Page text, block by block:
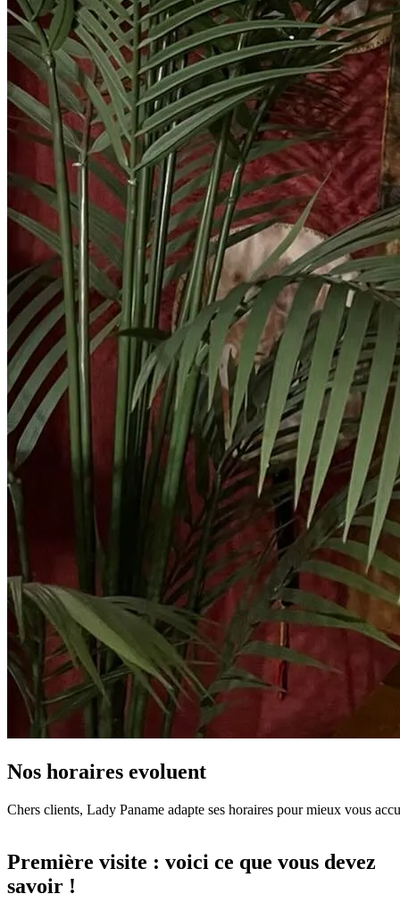
Nos horaires evoluent
Chers clients, Lady Paname adapte ses horaires pour mieux vous
Première visite : voici ce que vous devez
savoir !